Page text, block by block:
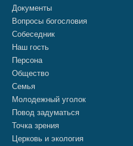
Документы
Вопросы богословия
Собеседник
Наш гость
Персона
Общество
Семья
Молодежный уголок
Повод задуматься
Точка зрения
Церковь и экология